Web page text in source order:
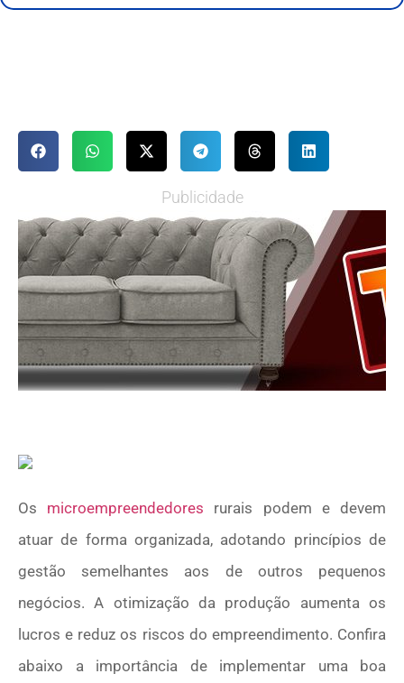
Publicidade
Os microempreendedores rurais podem e devem
atuar de forma organizada, adotando princípios de
gestão semelhantes aos de outros pequenos
negócios. A otimização da produção aumenta os
lucros e reduz os riscos do empreendimento. Confira
abaixo a importância de implementar uma boa